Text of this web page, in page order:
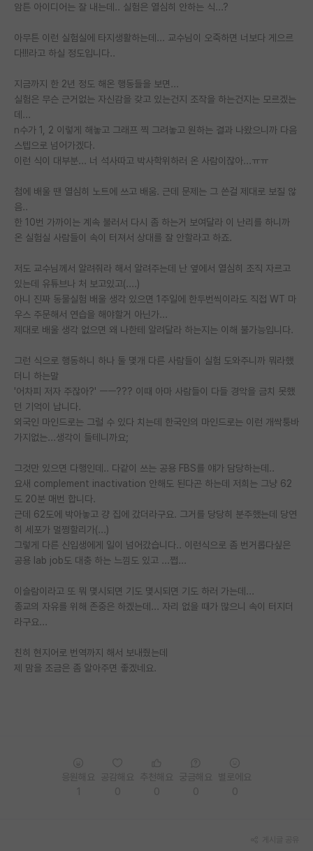
장학금/장학생 게시판
홍보 게시판
커리어
유학교육
이벤트
반도체 아카데미
재팬라운지 🌸
암튼 아이디어는 잘 내는데.. 실험은 열심히 안하는 식...?
아무튼 이런 실험실에 타지생활하는데... 교수님이 오죽하면 너보다 게으르
다!!!라고 하실 정도입니다..
지금까지 한 2년 정도 해온 행동들을 보면...
실험은 무슨 근거없는 자신감을 갖고 있는건지 조작을 하는건지는 모르겠는
데...
n수가 1, 2 이렇게 해놓고 그래프 찍 그려놓고 원하는 결과 나왔으니까 다음
스텝으로 넘어가겠다.
이런 식이 대부분... 너 석사따고 박사학위하러 온 사람이잖아...ㅠㅠ
첨에 배울 땐 열심히 노트에 쓰고 배움. 근데 문제는 그 쓴걸 제대로 보질 않
음..
한 10번 가까이는 계속 불러서 다시 좀 하는거 보여달라 이 난리를 하니까
온 실험실 사람들이 속이 터져서 상대를 잘 안할라고 하죠.
저도 교수님께서 알려줘라 해서 알려주는데 난 옆에서 열심히 조직 자르고
있는데 유튜브나 처 보고있고(....)
아니 진짜 동물실험 배울 생각 있으면 1주일에 한두번씩이라도 직접 WT 마
우스 주문해서 연습을 해야할거 아닌가...
제대로 배울 생각 없으면 왜 나한테 알려달라 하는지는 이해 불가능입니다.
그런 식으로 행동하니 하나 둘 몇개 다른 사람들이 실험 도와주니까 뭐라했
더니 하는말
'어차피 저자 주잖아?' ㅡㅡ??? 이때 아마 사람들이 다들 경악을 금치 못했
던 기억이 납니다.
외국인 마인드로는 그럴 수 있다 치는데 한국인의 마인드로는 이런 개싹퉁바
가지없는...생각이 들테니까요;
그것만 있으면 다행인데.. 다같이 쓰는 공용 FBS를 얘가 담당하는데..
요새 complement inactivation 안해도 된다곤 하는데 저희는 그냥 62
도 20분 매번 합니다.
근데 62도에 박아놓고 걍 집에 갔더라구요. 그거를 당당히 분주했는데 당연
히 세포가 멀쩡할리가(...)
그렇게 다른 신입생에게 일이 넘어갔습니다.. 이런식으로 좀 번거롭다싶은
공용 lab job도 대충 하는 느낌도 있고 ...쩝...
이슬람이라고 또 뭐 몇시되면 기도 몇시되면 기도 하러 가는데...
종교의 자유를 위해 존중은 하겠는데... 자리 없을 때가 많으니 속이 터지더
라구요...
친히 현지어로 번역까지 해서 보내줬는데
제 맘을 조금은 좀 알아주면 좋겠네요.